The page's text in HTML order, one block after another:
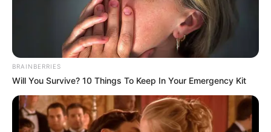
Alexanderplatzes, steht das höchste
Bauwerk Deutschlands. Die
Besucherplattform bietet eine Aussicht wie aus dem
Pergamonmuseum Museumsinsel Berlin
(7 mal gewählt)
Im Pergamonmuseum stehen vom
Winterwetter geschützt mehrere Bauwerke
BRAINBERRIES
Will You Survive? 10 Things To Keep In Your Emergency Kit